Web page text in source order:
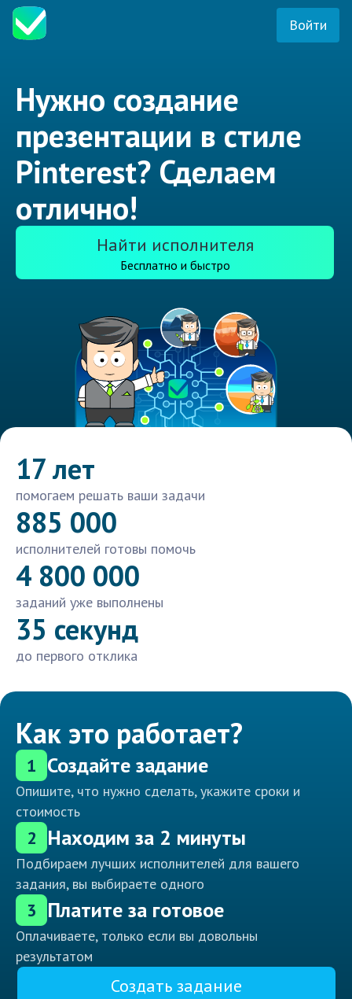
Войти
Нужно создание
презентации в стиле
Pinterest? Сделаем
отлично!
Найти исполнителя
Бесплатно и быстро
17 лет
помогаем решать ваши задачи
885 000
исполнителей готовы помочь
4 800 000
заданий уже выполнены
35 секунд
до первого отклика
Как это работает?
1 Создайте задание
Опишите, что нужно сделать, укажите сроки и
стоимость
2 Находим за 2 минуты
Подбираем лучших исполнителей для вашего
задания, вы выбираете одного
3 Платите за готовое
Оплачиваете, только если вы довольны
результатом
Создать задание